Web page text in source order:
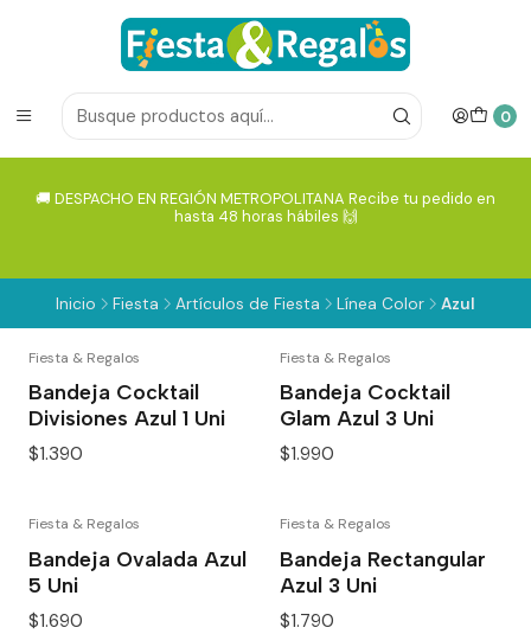
0
🚚 DESPACHO EN REGIÓN METROPOLITANA Recibe tu pedido en
hasta 48 horas hábiles 🙌
Inicio Fiesta Artículos de Fiesta Línea Color Azul
Fiesta & Regalos
Bandeja Cocktail
Divisiones Azul 1 Uni
$1.390
Fiesta & Regalos
Bandeja Cocktail
Glam Azul 3 Uni
$1.990
Fiesta & Regalos
Bandeja Ovalada Azul
5 Uni
$1.690
Fiesta & Regalos
Bandeja Rectangular
Azul 3 Uni
$1.790